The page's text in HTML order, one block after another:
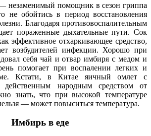
незаменимый помощник в сезон гриппа
не обойтись в период восстановления
Благодаря противовоспалительным
пораженные дыхательные пути. Сок
эффективное отхаркивающее средство,
возбудителей инфекции. Хорошо при
себя чай и отвар имбиря с медом и
помогает при воспалении легких и
Кстати, в Китае яичный омлет с
действенным народным средством от
знать, что при высокой температуре
— может повыситься температура.
Имбирь в еде